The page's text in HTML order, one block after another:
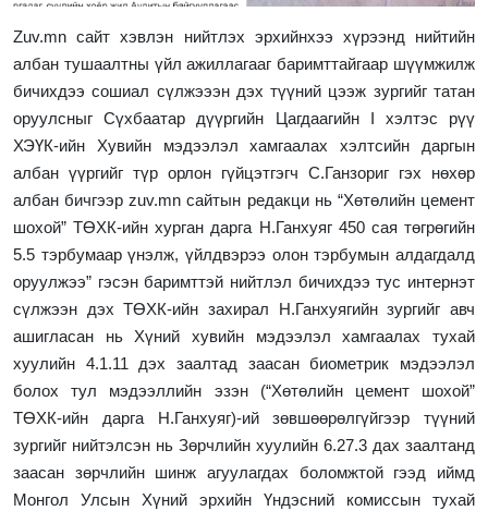
Zuv.mn сайтхэвлэн нийтлэх эрхийнхээ хүрээнд нийтийн
албан тушаалтны үйл ажиллагааг баримттайгаар шүүмжилж
бичихдээ сошиал сүлжэээн дэх түүний цээж зургийг татан
оруулсныг Сүхбаатар дүүргийн Цагдаагийн
хэлтэс рүү
ХЭҮК-ийн Хувийн мэдээлэл хамгаалах хэлтсийн даргын
албан үүргийг түр орлон гүйцэтгэгч С.Ганзориг гэх нөхөр
албан бичгээрzuv.mn сайтын редакци нь “Хөтөлийн цемент
шохой” ТӨХК-ийн хурган дарга Н.Ганхуяг 450 сая төгрөгийн
5.5 тэрбумаар үнэлж, үйлдвэрээ олон тэрбумын алдагдалд
оруулжээ” гэсэн баримттэй нийтлэл бичихдээ тус интернэт
сүлжээн дэх ТӨХК-ийн захирал Н.Ганхуягийн зургийг авч
ашигласан нь Хүний хувийн мэдээлэл хамгаалах тухай
хуулийн 4.1.11 дэх заалтад заасан биометрик мэдээлэл
болох тул мэдээллийн
эзэн (“Хөтөлийн цемент шохой”
ТӨХК-ийн дарга Н.Ганхуяг)-ий зөвшөөрөлгүйгээр түүний
зургийг нийтэлсэн нь Зөрчлийн хуулийн 6.27.3 дах заалтанд
заасан зөрчлийн шинж агуулагдах боломжтой гээд иймд
Монгол Улсын Хүний эрхийн Үндэсний комиссын тухай